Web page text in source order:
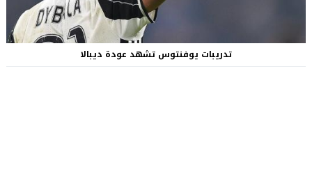
تدريبات يوفنتوس تشهد عودة ديبالا